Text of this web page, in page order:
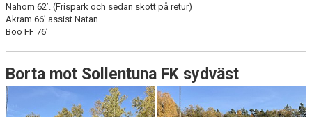
Nahom 62’. (Frispark och sedan skott på retur)
Akram 66’ assist Natan
Boo FF 76’
Borta mot Sollentuna FK sydväst